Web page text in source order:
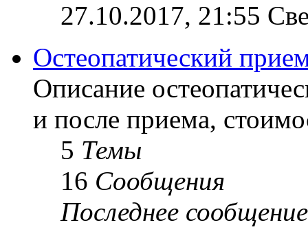
27.10.2017, 21:55
Остеопатический
Описание
и после приема,
5 Темы
16 Сообщения
Последнее сообщение